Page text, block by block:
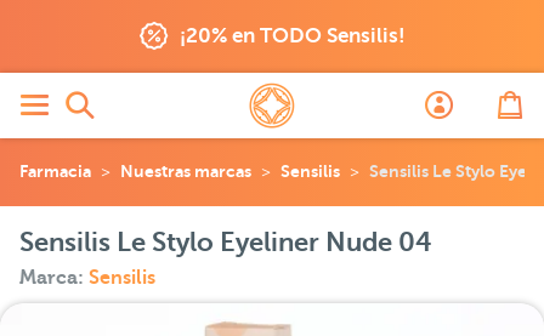
¡20% en TODO Sensilis!
Farmacia Nuestras marcas Sensilis Sensilis Le Stylo
Sensilis Le Stylo Eyeliner Nude 04
Marca: Sensilis